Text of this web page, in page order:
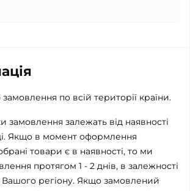
по всій території країни.
замовлення залежать від наявності
Якщо в момент оформлення
товари є в наявності, то ми
протягом 1 - 2 днів, в залежності
Вашого регіону. Якщо замовлений